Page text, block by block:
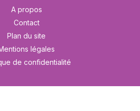
A propos
Contact
Plan du site
légales
de confidentialité